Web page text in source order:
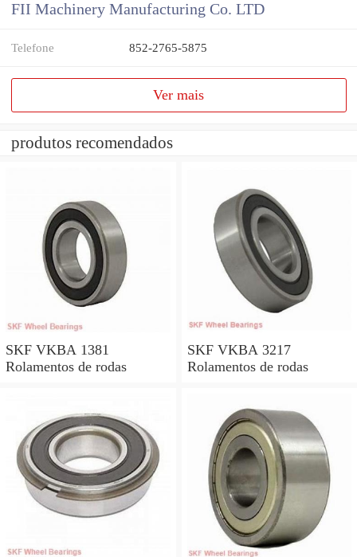
FII Machinery Manufacturing Co. LTD
Telefone 852-2765-5875
Ver mais
produtos recomendados
SKF VKBA 1381
Rolamentos de rodas
SKF VKBA 3217
Rolamentos de rodas